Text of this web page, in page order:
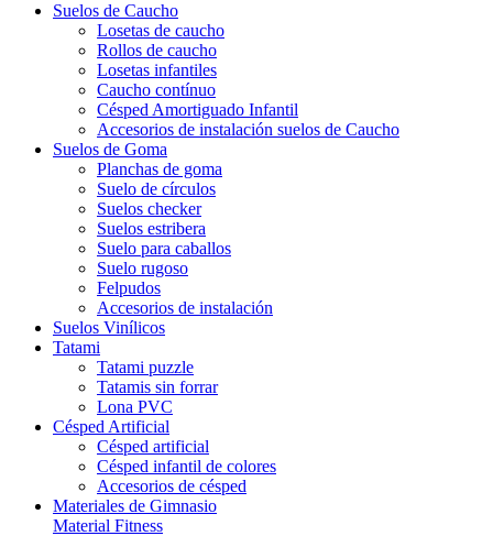
Suelos de Caucho
Losetas de caucho
Rollos de caucho
Losetas infantiles
Caucho contínuo
Césped Amortiguado Infantil
Accesorios de instalación suelos de Caucho
Suelos de Goma
Planchas de goma
Suelo de círculos
Suelos checker
Suelos estribera
Suelo para caballos
Suelo rugoso
Felpudos
Accesorios de instalación
Suelos Vinílicos
Tatami
Tatami puzzle
Tatamis sin forrar
Lona PVC
Césped Artificial
Césped artificial
Césped infantil de colores
Accesorios de césped
Materiales de Gimnasio
Material Fitness